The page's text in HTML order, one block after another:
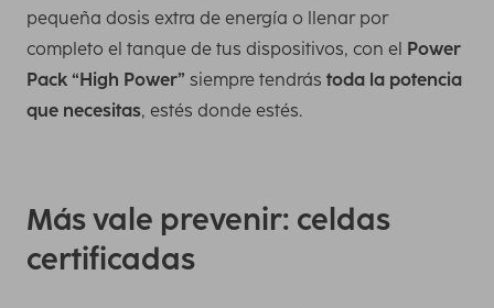
pequeña dosis extra de energía o llenar por
completo el tanque de tus dispositivos, con el Power
Pack “High Power” siempre tendrás toda la potencia
que necesitas, estés donde estés.
Más vale prevenir: celdas
certificadas